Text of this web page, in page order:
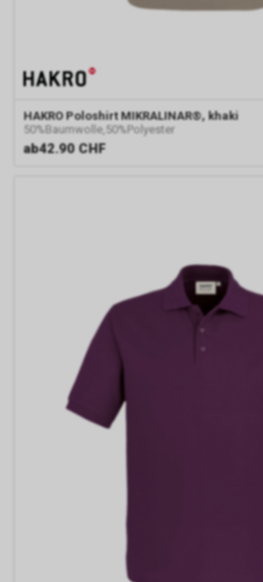
HAKRO Poloshirt MIKRALINAR®, khaki
50%Baumwolle,50%Polyester
ab42.90 CHF